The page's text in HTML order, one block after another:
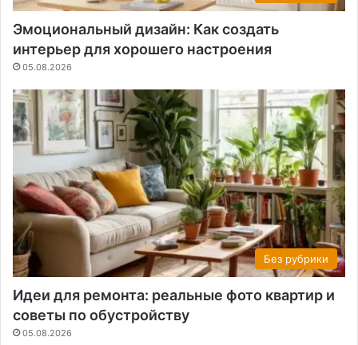
Эмоциональный дизайн: Как создать
интерьер для хорошего настроения
05.08.2026
Без рубрики
Идеи для ремонта: реальные фото квартир и
советы по обустройству
05.08.2026